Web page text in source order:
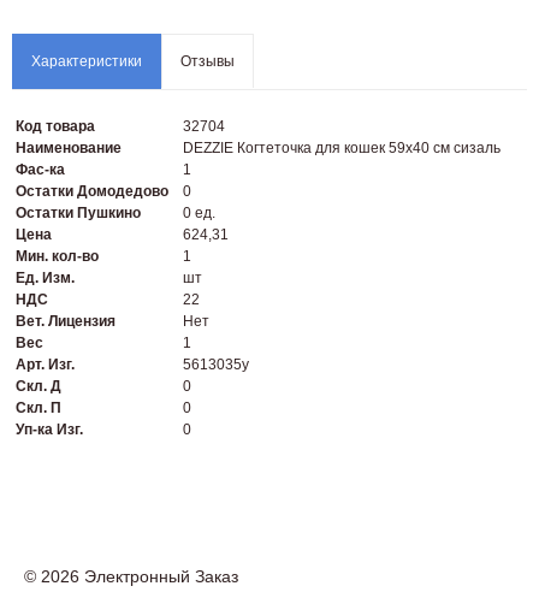
Характеристики Отзывы
Код товара
32704
Наименование
DEZZIE Когтеточка для кошек 59х40 см сизаль
Фас-ка
1
Остатки Домодедово
0
Остатки Пушкино
0 ед.
Цена
624,31
Мин. кол-во
1
Ед. Изм.
шт
НДС
22
Вет. Лицензия
Нет
Вес
1
Арт. Изг.
5613035у
Скл. Д
0
Скл. П
0
Уп-ка Изг.
0
© 2026 Электронный Заказ